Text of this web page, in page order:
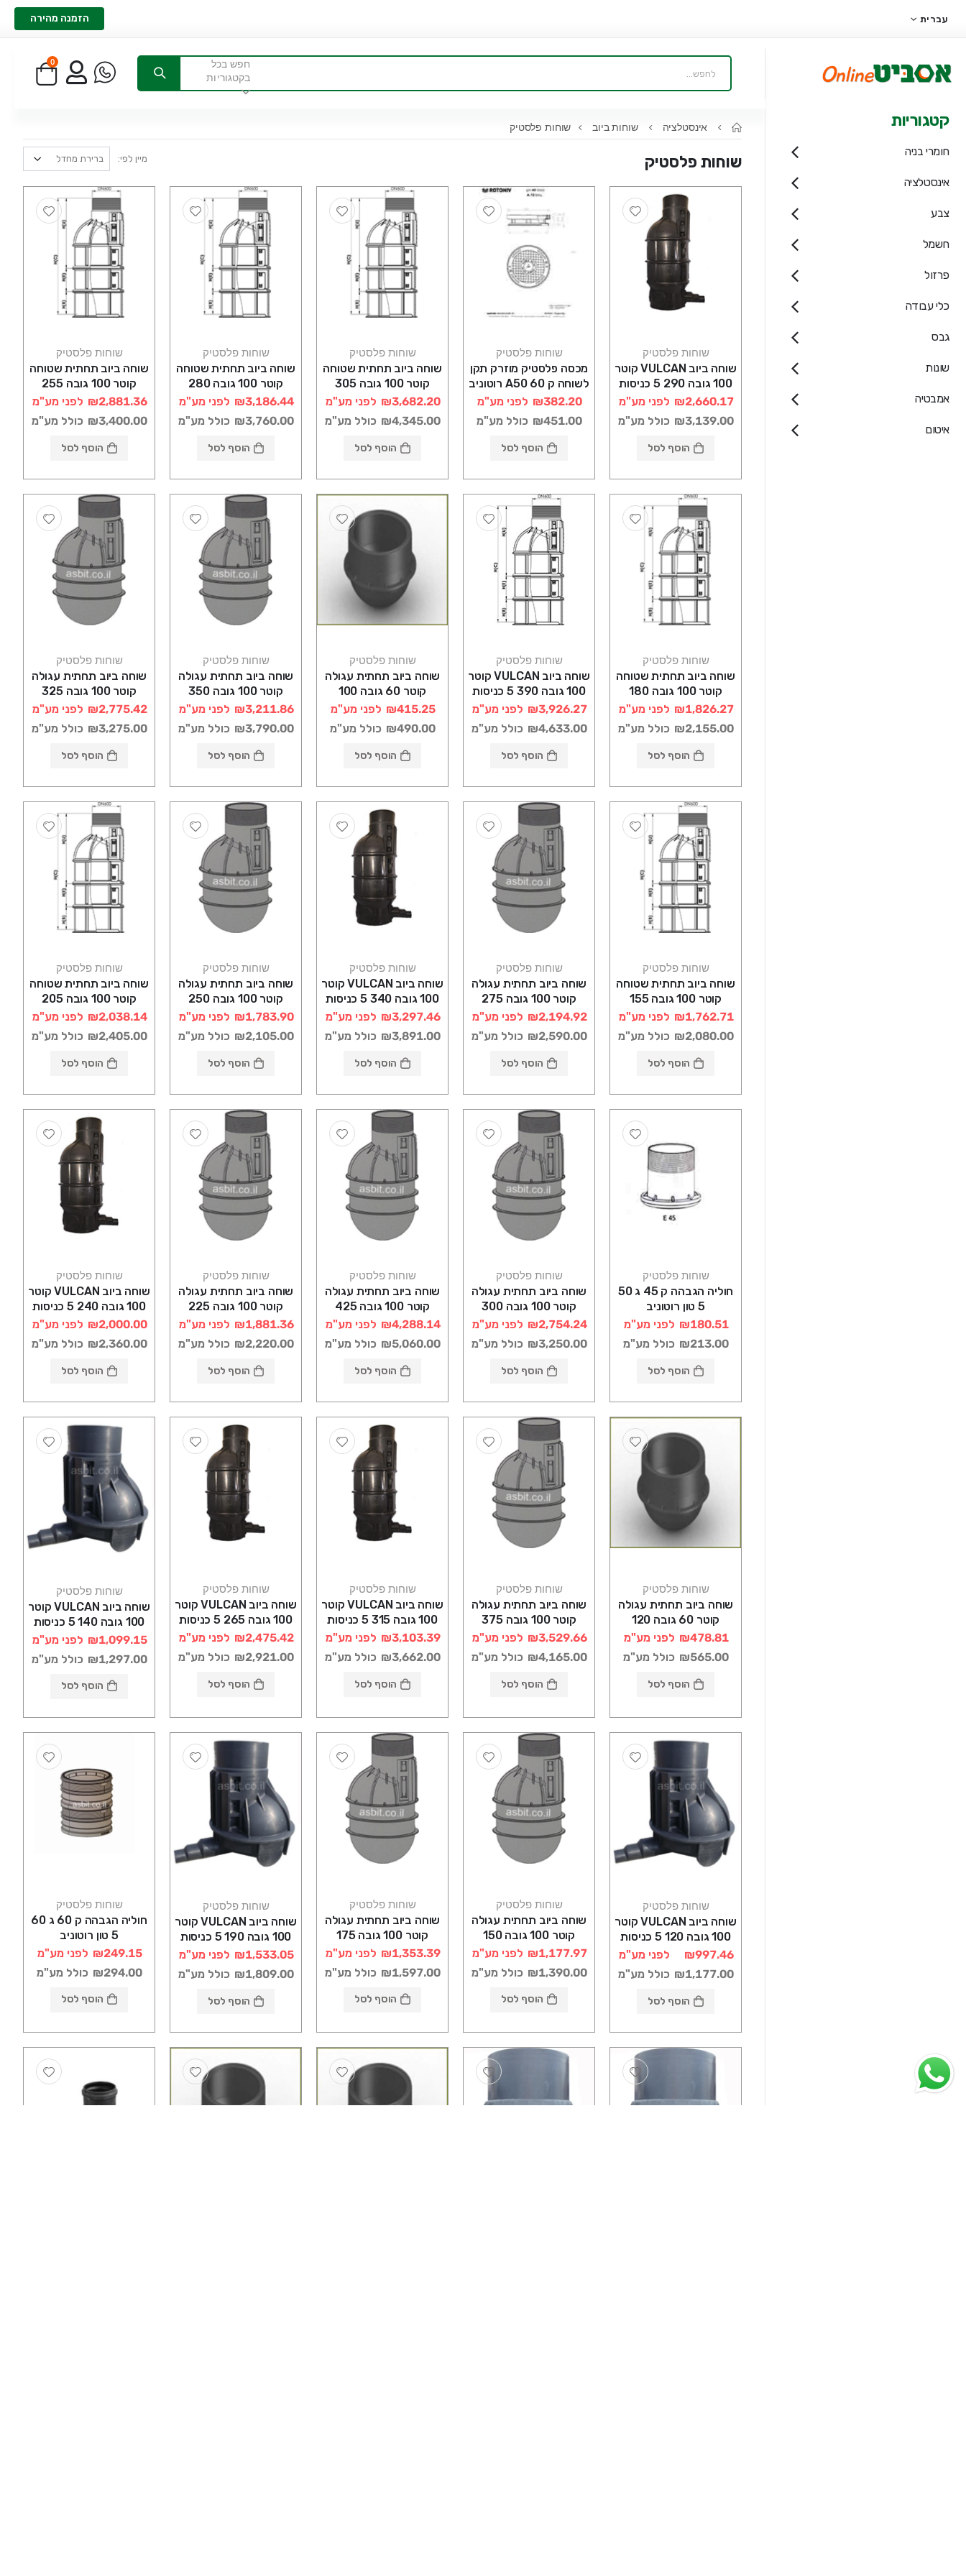
עברית הזמנה מהירה
חפש בכל
בקטגוריות
0
קטגוריות
חומרי בניה
אינסטלציה
צבע
חשמל
פרזול
כלי עבודה
גבס
שונות
אמבטיה
איטום
אינסטלציה שוחות ביוב שוחות פלסטיק
שוחות פלסטיק מיין לפי:
שוחות פלסטיק
שוחה ביוב VULCAN קוטר
100 גובה 290 5 כניסות
רוטוניב₪2,660.17 לפני מע"מ
₪3,139.00 כולל מע"מ
הוסף לסל
שוחות פלסטיק
מכסה פלסטיק מוזרק תקן
לשוחה ק 60 A50 רוטוניב
₪382.20 לפני מע"מ
₪451.00 כולל מע"מ
הוסף לסל
שוחות פלסטיק
שוחה ביוב תחתית שטוחה
קוטר 100 גובה 305
רוטוניב₪3,682.20 לפני מע"מ
₪4,345.00 כולל מע"מ
הוסף לסל
שוחות פלסטיק
שוחה ביוב תחתית שטוחה
קוטר 100 גובה 280
רוטוניב₪3,186.44 לפני מע"מ
₪3,760.00 כולל מע"מ
הוסף לסל
שוחות פלסטיק
שוחה ביוב תחתית שטוחה
קוטר 100 גובה 255
רוטוניב₪2,881.36 לפני מע"מ
₪3,400.00 כולל מע"מ
הוסף לסל
שוחות פלסטיק
שוחה ביוב תחתית שטוחה
קוטר 100 גובה 180
רוטוניב₪1,826.27 לפני מע"מ
₪2,155.00 כולל מע"מ
הוסף לסל
שוחות פלסטיק
שוחה ביוב VULCAN קוטר
100 גובה 390 5 כניסות
רוטוניב₪3,926.27 לפני מע"מ
₪4,633.00 כולל מע"מ
הוסף לסל
שוחות פלסטיק
שוחה ביוב תחתית עגולה
קוטר 60 גובה 100
רוטוניב₪415.25 לפני מע"מ
₪490.00 כולל מע"מ
הוסף לסל
שוחות פלסטיק
שוחה ביוב תחתית עגולה
קוטר 100 גובה 350
רוטוניב₪3,211.86 לפני מע"מ
₪3,790.00 כולל מע"מ
הוסף לסל
שוחות פלסטיק
שוחה ביוב תחתית עגולה
קוטר 100 גובה 325
רוטוניב₪2,775.42 לפני מע"מ
₪3,275.00 כולל מע"מ
הוסף לסל
שוחות פלסטיק
שוחה ביוב תחתית שטוחה
קוטר 100 גובה 155
רוטוניב₪1,762.71 לפני מע"מ
₪2,080.00 כולל מע"מ
הוסף לסל
שוחות פלסטיק
שוחה ביוב תחתית עגולה
קוטר 100 גובה 275
רוטוניב₪2,194.92 לפני מע"מ
₪2,590.00 כולל מע"מ
הוסף לסל
שוחות פלסטיק
שוחה ביוב VULCAN קוטר
100 גובה 340 5 כניסות
רוטוניב₪3,297.46 לפני מע"מ
₪3,891.00 כולל מע"מ
הוסף לסל
שוחות פלסטיק
שוחה ביוב תחתית עגולה
קוטר 100 גובה 250
רוטוניב₪1,783.90 לפני מע"מ
₪2,105.00 כולל מע"מ
הוסף לסל
שוחות פלסטיק
שוחה ביוב תחתית שטוחה
קוטר 100 גובה 205
רוטוניב₪2,038.14 לפני מע"מ
₪2,405.00 כולל מע"מ
הוסף לסל
שוחות פלסטיק
חוליה הגבהה ק 45 ג 50
5 טון רוטוניב
₪180.51 לפני מע"מ
₪213.00 כולל מע"מ
הוסף לסל
שוחות פלסטיק
שוחה ביוב תחתית עגולה
קוטר 100 גובה 300
רוטוניב₪2,754.24 לפני מע"מ
₪3,250.00 כולל מע"מ
הוסף לסל
שוחות פלסטיק
שוחה ביוב תחתית עגולה
קוטר 100 גובה 425
רוטוניב₪4,288.14 לפני מע"מ
₪5,060.00 כולל מע"מ
הוסף לסל
שוחות פלסטיק
שוחה ביוב תחתית עגולה
קוטר 100 גובה 225
רוטוניב₪1,881.36 לפני מע"מ
₪2,220.00 כולל מע"מ
הוסף לסל
שוחות פלסטיק
שוחה ביוב VULCAN קוטר
100 גובה 240 5 כניסות
רוטוניב₪2,000.00 לפני מע"מ
₪2,360.00 כולל מע"מ
הוסף לסל
שוחות פלסטיק
שוחה ביוב תחתית עגולה
קוטר 60 גובה 120
רוטוניב₪478.81 לפני מע"מ
₪565.00 כולל מע"מ
הוסף לסל
שוחות פלסטיק
שוחה ביוב תחתית עגולה
קוטר 100 גובה 375
רוטוניב₪3,529.66 לפני מע"מ
₪4,165.00 כולל מע"מ
הוסף לסל
שוחות פלסטיק
שוחה ביוב VULCAN קוטר
100 גובה 315 5 כניסות
רוטוניב₪3,103.39 לפני מע"מ
₪3,662.00 כולל מע"מ
הוסף לסל
שוחות פלסטיק
שוחה ביוב VULCAN קוטר
100 גובה 265 5 כניסות
רוטוניב₪2,475.42 לפני מע"מ
₪2,921.00 כולל מע"מ
הוסף לסל
שוחות פלסטיק
שוחה ביוב VULCAN קוטר
100 גובה 140 5 כניסות
רוטוניב₪1,099.15 לפני מע"מ
₪1,297.00 כולל מע"מ
הוסף לסל
שוחות פלסטיק
שוחה ביוב VULCAN קוטר
100 גובה 120 5 כניסות
רוטוניב₪997.46
לפני מע"מ
₪1,177.00 כולל מע"מ
הוסף לסל
שוחות פלסטיק
שוחה ביוב תחתית עגולה
קוטר 100 גובה 150
רוטוניב₪1,177.97 לפני מע"מ
₪1,390.00 כולל מע"מ
הוסף לסל
שוחות פלסטיק
שוחה ביוב תחתית עגולה
קוטר 100 גובה 175
רוטוניב₪1,353.39 לפני מע"מ
₪1,597.00 כולל מע"מ
הוסף לסל
שוחות פלסטיק
שוחה ביוב VULCAN קוטר
100 גובה 190 5 כניסות
רוטוניב₪1,533.05 לפני מע"מ
₪1,809.00 כולל מע"מ
הוסף לסל
שוחות פלסטיק
חוליה הגבהה ק 60 ג 60
5 טון רוטוניב
₪249.15 לפני מע"מ
₪294.00 כולל מע"מ
הוסף לסל